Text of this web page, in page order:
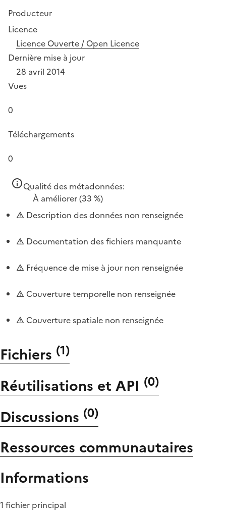
Producteur
Licence
Licence Ouverte / Open Licence
Dernière mise à jour
28 avril 2014
Vues
0
Téléchargements
0
Qualité des métadonnées:
À améliorer(33 %)
Description des données non renseignée
Documentation des fichiers manquante
Fréquence de mise à jour non renseignée
Couverture temporelle non renseignée
Couverture spatiale non renseignée
Fichiers (1)
Réutilisations et API (0)
Discussions (0)
Ressources communautaires
Informations
1 fichier principal